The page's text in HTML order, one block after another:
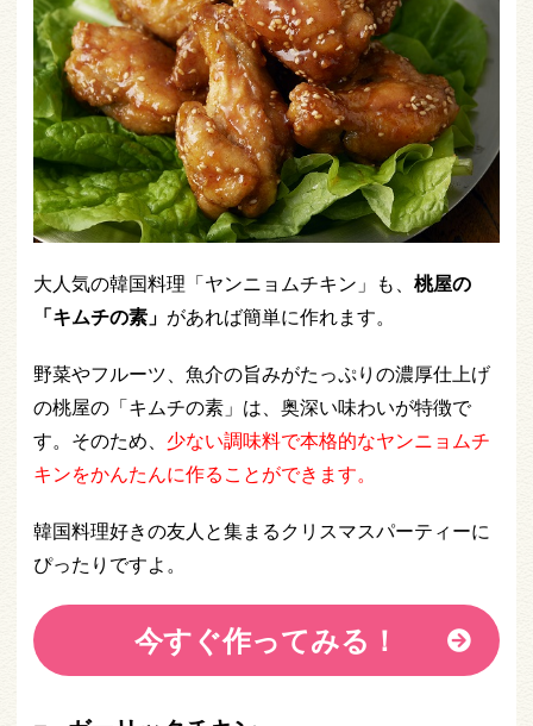
大人気の韓国料理「ヤンニョムチキン」も、 桃屋の
「キムチの素」 があれば簡単に作れます。
野菜やフルーツ、魚介の旨みがたっぷりの濃厚仕上げ
の桃屋の「キムチの素」は、奥深い味わいが特徴で
す。そのため、 少ない調味料で本格的なヤンニョムチ
キンをかんたんに作ることができます。
韓国料理好きの友人と集まるクリスマスパーティーに
ぴったりですよ。
今すぐ作ってみる！